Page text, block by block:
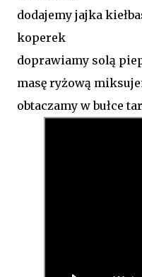
dodajemy jajka
koperek
doprawiamy solą
masę ryżową
obtaczamy w bułce